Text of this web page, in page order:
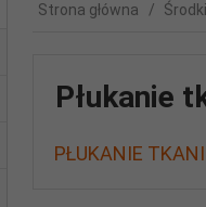
Strona główna
Płukanie
PŁUKANIE